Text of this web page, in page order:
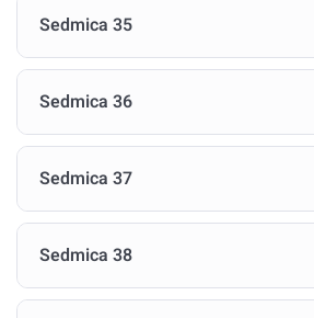
Sedmica 35
Sedmica 36
Sedmica 37
Sedmica 38